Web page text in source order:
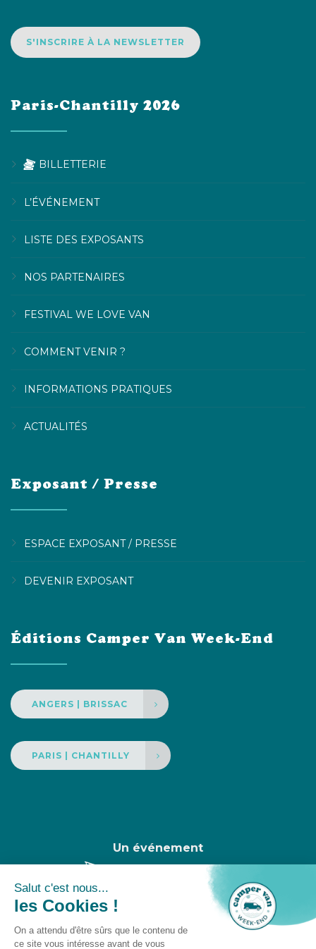
S'INSCRIRE À LA NEWSLETTER
Paris-Chantilly 2026
BILLETTERIE
L’ÉVÉNEMENT
LISTE DES EXPOSANTS
NOS PARTENAIRES
FESTIVAL WE LOVE VAN
COMMENT VENIR ?
INFORMATIONS PRATIQUES
ACTUALITÉS
Exposant / Presse
ESPACE EXPOSANT / PRESSE
DEVENIR EXPOSANT
Éditions Camper Van Week-End
ANGERS | BRISSAC
PARIS | CHANTILLY
Un événement